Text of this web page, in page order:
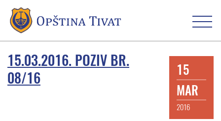
15.03.2016. POZIV BR.
08/16
15
MAR
2016